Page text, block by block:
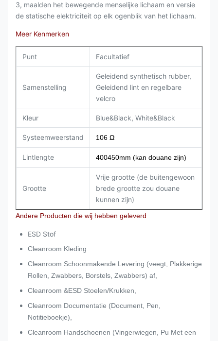
3, maalden het bewegende menselijke lichaam en versie
de statische elektriciteit op elk ogenblik van het lichaam.
Meer Kenmerken
Punt Facultatief
Samenstelling
Geleidend synthetisch rubber,
Geleidend lint en regelbare
velcro
Kleur Blue&Black, White&Black
Systeemweerstand 106 Ω
Lintlengte 400450mm (kan douane zijn)
Grootte
Vrije grootte (de buitengewoon
brede grootte zou douane
kunnen zijn)
Andere Producten die wij hebben geleverd
ESD Stof
Cleanroom Kleding
Cleanroom Schoonmakende Levering (veegt, Plakkerige
Rollen, Zwabbers, Borstels, Zwabbers) af,
Cleanroom &ESD Stoelen/Krukken,
Cleanroom Documentatie (Document, Pen,
Notitieboekje),
Cleanroom Handschoenen (Vingerwiegen, Pu Met een